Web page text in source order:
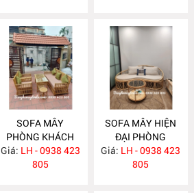
SOFA MÂY
PHÒNG KHÁCH
KIỂU DÁNG ĐƠN
GIẢN MA778
Giá: LH - 0938 423
805
SOFA MÂY HIỆN
ĐẠI PHÒNG
KHÁCH MA777
Giá: LH - 0938 423
805